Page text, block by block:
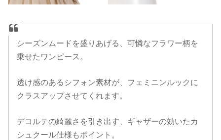
シーズンムードを盛りあげる、可憐なフラワー柄を
乗せたワンピース。
透け感のあるシフォン素材が、フェミニンルックに
クラスアップさせてくれます。
デコルテの綺麗さを引き出す、ギャザーの効いたカ
シュクール仕様もポイント。